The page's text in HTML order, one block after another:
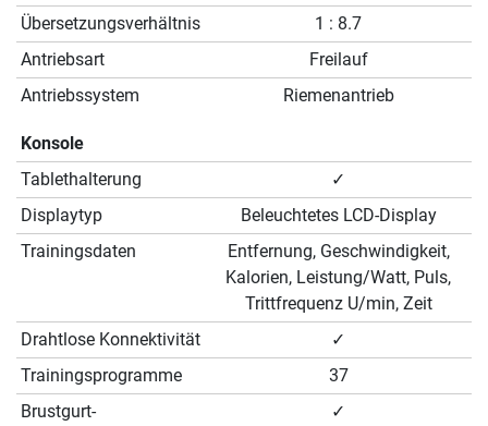
Übersetzungsverhältnis
1 : 8.7
Antriebsart
Freilauf
Antriebssystem
Riemenantrieb
Konsole
Tablethalterung
✓
Displaytyp
Beleuchtetes LCD-Display
Trainingsdaten
Entfernung, Geschwindigkeit,
Kalorien, Leistung/Watt, Puls,
Trittfrequenz U/min, Zeit
Drahtlose Konnektivität
✓
Trainingsprogramme
37
Brustgurt-
✓